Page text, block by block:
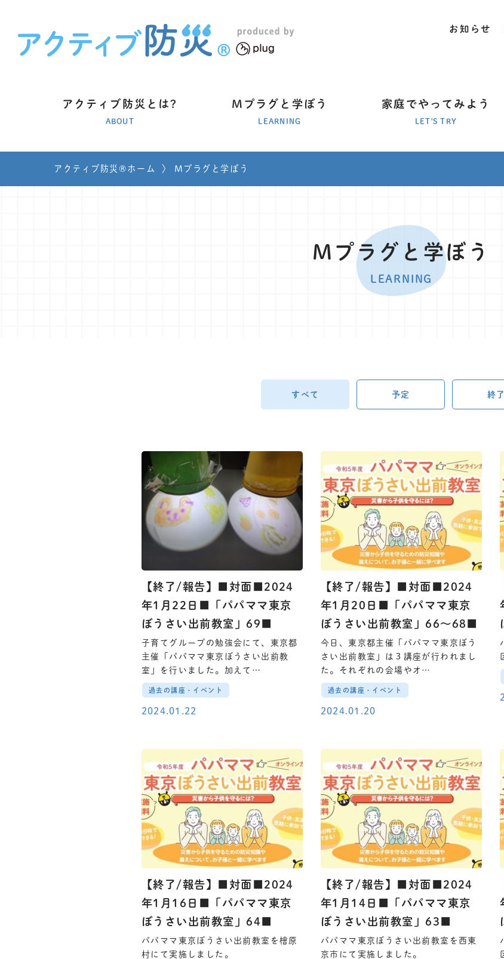
アクティブ防災とは?
ABOUT
Mプラグと学ぼう
LEARNING
家庭でやってみよう
LET'S TRY
お知らせ
アクティブ防災®ホーム 〉 Mプラグと学ぼう
Mプラグと学ぼう
LEARNING
すべて 予定 終了
【終了/報告】■対面■2024
年1月22日■「パパママ東京
ぼうさい出前教室」69■
子育てグループの勉強会にて、東京都
主催「パパママ東京ぼうさい出前教
室」を行いました。加えて…
過去の講座・イベント
2024.01.22
【終了/報告】■対面■2024
年1月20日■「パパママ東京
ぼうさい出前教室」66～68■
今日、東京都主催「パパママ東京ぼう
さい出前教室」は３講座が行われまし
た。それぞれの会場やオ…
過去の講座・イベント
2024.01.20
【終了/報告】■対面■2024
年1月16日■「パパママ東京
ぼうさい出前教室」64■
パパママ東京ぼうさい出前教室を檜原
村にて実施しました。
【終了/報告】■対面■2024
年1月14日■「パパママ東京
ぼうさい出前教室」63■
パパママ東京ぼうさい出前教室を西東
京市にて実施しました。